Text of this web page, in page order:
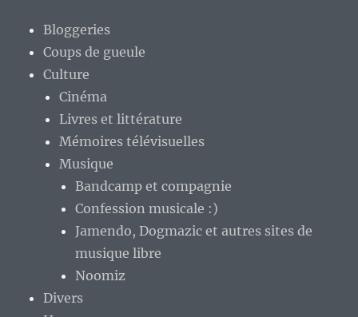
Bloggeries
Coups de gueule
Culture
Cinéma
Livres et littérature
Mémoires télévisuelles
Musique
Bandcamp et compagnie
Confession musicale :)
Jamendo, Dogmazic et autres sites de
musique libre
Noomiz
Divers